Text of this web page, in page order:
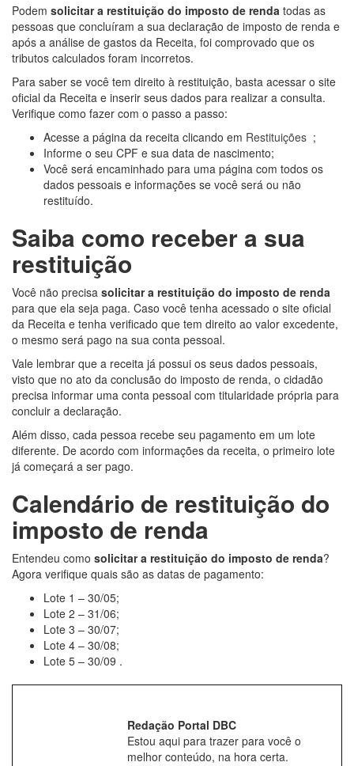
Podem solicitar a restituição do imposto de renda todas as
pessoas que concluíram a sua declaração de imposto de renda e
após a análise de gastos da Receita, foi comprovado que os
tributos calculados foram incorretos.
Para saber se você tem direito à restituição, basta acessar o site
oficial da Receita e inserir seus dados para realizar a consulta.
Verifique como fazer com o passo a passo:
Acesse a página da receita clicando em Restituições ;
Informe o seu CPF e sua data de nascimento;
Você será encaminhado para uma página com todos os
dados pessoais e informações se você será ou não
restituído.
Saiba como receber a sua
restituição
Você não precisa solicitar a restituição do imposto de renda
para que ela seja paga. Caso você tenha acessado o site oficial
da Receita e tenha verificado que tem direito ao valor excedente,
o mesmo será pago na sua conta pessoal.
Vale lembrar que a receita já possui os seus dados pessoais,
visto que no ato da conclusão do imposto de renda, o cidadão
precisa informar uma conta pessoal com titularidade própria para
concluir a declaração.
Além disso, cada pessoa recebe seu pagamento em um lote
diferente. De acordo com informações da receita, o primeiro lote
já começará a ser pago.
Calendário de restituição do
imposto de renda
Entendeu como solicitar a restituição do imposto de renda?
Agora verifique quais são as datas de pagamento:
Lote 1 – 30/05;
Lote 2 – 31/06;
Lote 3 – 30/07;
Lote 4 – 30/08;
Lote 5 – 30/09 .
Redação Portal DBC
Estou aqui para trazer para você o
melhor conteúdo, na hora certa.